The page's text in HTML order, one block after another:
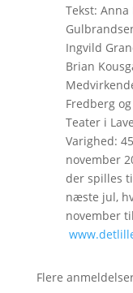
Tekst:
Ingvild
Brian
Fredberg
Teater i
Varighed:
november
der spilles
næste jul,
november
Flere